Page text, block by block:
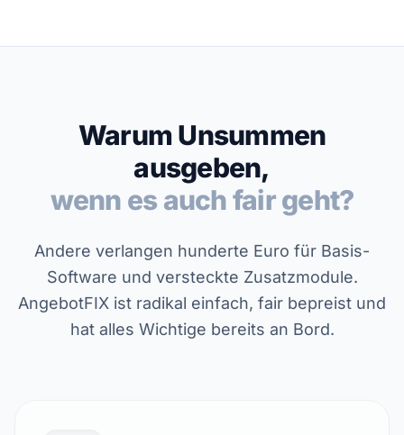
Warum Unsummen
ausgeben,
wenn es auch fair geht?
Andere verlangen hunderte Euro für Basis-
Software und versteckte Zusatzmodule.
AngebotFIX ist radikal einfach, fair bepreist und
hat alles Wichtige bereits an Bord.